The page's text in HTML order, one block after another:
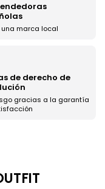
una marca local
de derecho de
gracias a la garantía